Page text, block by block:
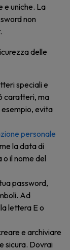
e uniche. La
non
delle
speciali e
caratteri, ma
esempio, evita
personale
la data di
il nome del
password,
Ad
lettera E o
e archiviare
sicura. Dovrai